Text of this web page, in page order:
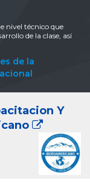
nivel técnico que
de la clase, así
de la
Y